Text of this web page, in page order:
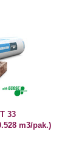
33
m3/pak.)